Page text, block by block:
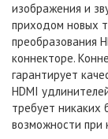
изображения и
приходом новых
преобразования
коннекторе.
гарантирует
HDMI
требует никаких
возможности при